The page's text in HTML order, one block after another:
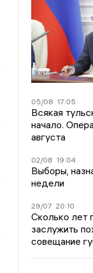
05/08 17:05
Всякая
начало.
августа
02/08 19:04
Выборы,
недели
29/07 20:10
Сколько лет
заслужить
совещание